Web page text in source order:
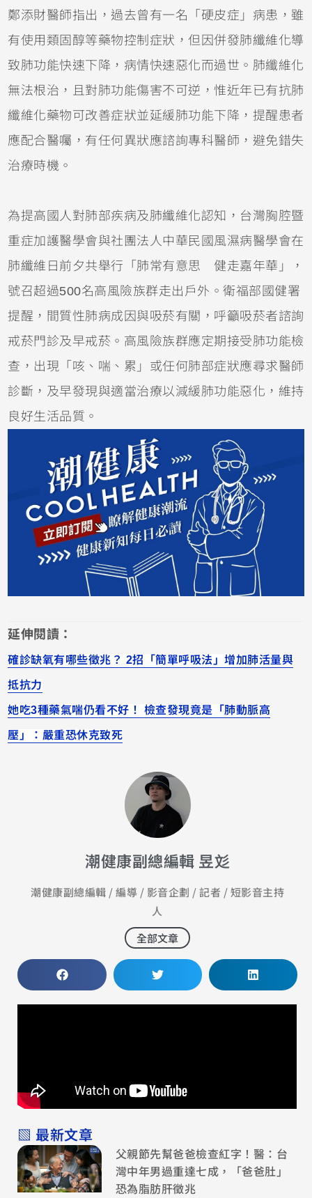
鄭添財醫師指出，過去曾有一名「硬皮症」病患，雖
有使用類固醇等藥物控制症狀，但因併發肺纖維化導
致肺功能快速下降，病情快速惡化而過世。肺纖維化
無法根治，且對肺功能傷害不可逆，惟近年已有抗肺
纖維化藥物可改善症狀並延緩肺功能下降，提醒患者
應配合醫囑，有任何異狀應諮詢專科醫師，避免錯失
治療時機。
為提高國人對肺部疾病及肺纖維化認知，台灣胸腔暨
重症加護醫學會與社團法人中華民國風濕病醫學會在
肺纖維日前夕共舉行「肺常有意思 健走嘉年華」，
號召超過500名高風險族群走出戶外。衛福部國健署
提醒，間質性肺病成因與吸菸有關，呼籲吸菸者諮詢
戒菸門診及早戒菸。高風險族群應定期接受肺功能檢
查，出現「咳、喘、累」或任何肺部症狀應尋求醫師
診斷，及早發現與適當治療以減緩肺功能惡化，維持
良好生活品質。
延伸閱讀：
確診缺氧有哪些徵兆？ 2招「簡單呼吸法」增加肺活量與
抵抗力
她吃3種藥氣喘仍看不好！ 檢查發現竟是「肺動脈高
壓」：嚴重恐休克致死
潮健康副總編輯 昱彣
潮健康副總編輯 / 編導 / 影音企劃 / 記者 / 短影音主持
人
全部文章
▧ 最新文章
父親節先幫爸爸檢查紅字！醫：台
灣中年男過重達七成，「爸爸肚」
恐為脂肪肝徵兆